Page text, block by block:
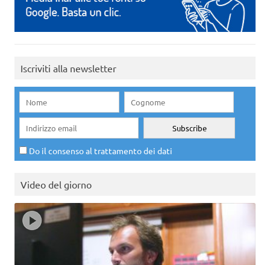
Iscriviti alla newsletter
Do il consenso al trattamento dei dati
Video del giorno